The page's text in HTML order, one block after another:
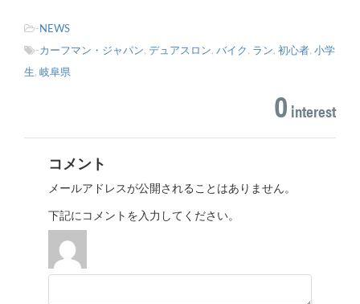
- NEWS
-カーフマン・ジャパン, デュアスロン, バイク , ラン, 初心者, 小学
生, 岐阜県
0 interest
コメント
メールアドレスが公開されることはありません。
下記にコメントを入力してください。